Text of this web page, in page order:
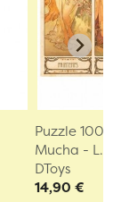
Puzzle 1000
Mucha - L...
DToys
14,90 €